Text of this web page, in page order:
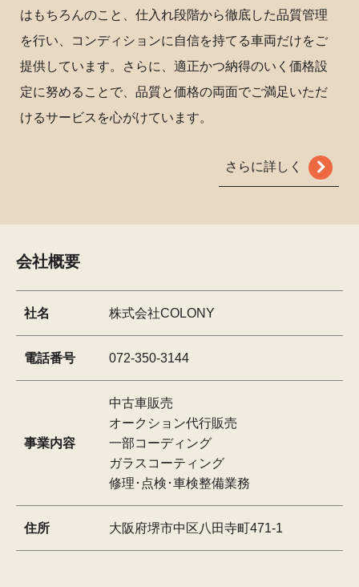
はもちろんのこと、仕入れ段階から徹底した品質管理
を行い、コンディションに自信を持てる車両だけをご
提供しています。さらに、適正かつ納得のいく価格設
定に努めることで、品質と価格の両面でご満足いただ
けるサービスを心がけています。
さらに詳しく
会社概要
社名 株式会社COLONY
電話番号 072-350-3144
事業内容
中古車販売
オークション代行販売
一部コーディング
ガラスコーティング
修理･点検･車検整備業務
住所 大阪府堺市中区八田寺町471-1